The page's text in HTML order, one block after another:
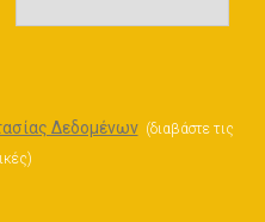
Δεδομένων (διαβάστε τις
)